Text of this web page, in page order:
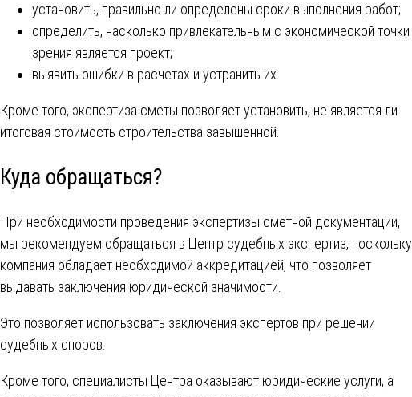
установить, правильно ли определены сроки выполнения работ;
определить, насколько привлекательным с экономической точки
зрения является проект;
выявить ошибки в расчетах и устранить их.
Кроме того, экспертиза сметы позволяет установить, не является ли
итоговая стоимость строительства завышенной.
Куда обращаться?
При необходимости проведения экспертизы сметной документации,
мы рекомендуем обращаться в Центр судебных экспертиз, поскольку
компания обладает необходимой аккредитацией, что позволяет
выдавать заключения юридической значимости.
Это позволяет использовать заключения экспертов при решении
судебных споров.
Кроме того, специалисты Центра оказывают юридические услуги, а